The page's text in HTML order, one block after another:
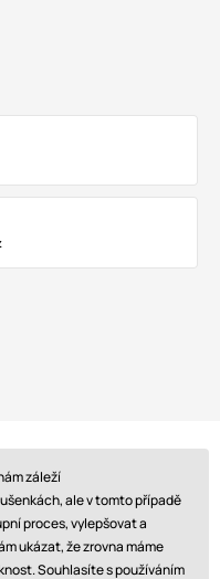
záleží
ale v tomto případě
proces, vylepšovat a
ukázat, že zrovna máme
Souhlasíte s používáním